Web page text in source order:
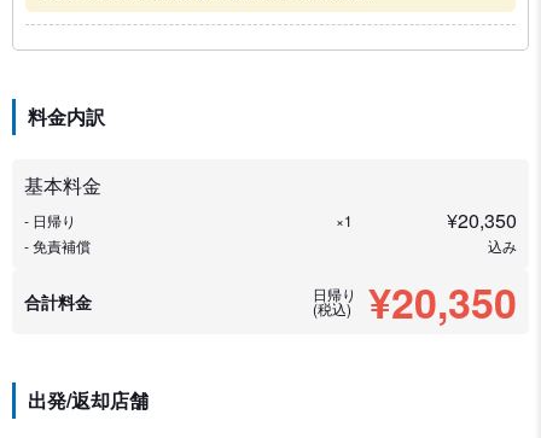
料金内訳
基本料金
- 日帰り ×1 ¥20,350
- 免責補償 込み
合計料金 日帰り
(税込) ¥20,350
出発/返却店舗